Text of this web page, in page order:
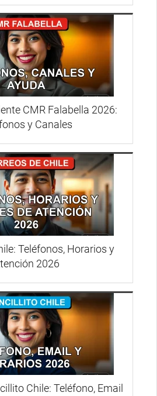
CMR Falabella 2026:
y Canales
Teléfonos, Horarios y
2026
Chile: Teléfono, Email